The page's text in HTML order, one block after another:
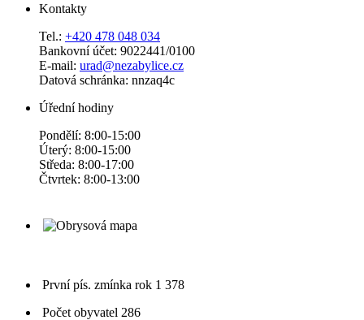
Kontakty
Tel.: +420 478 048 034
Bankovní účet: 9022441/0100
E-mail: urad@nezabylice.cz
Datová schránka: nnzaq4c
Úřední hodiny
Pondělí: 8:00-15:00
Úterý: 8:00-15:00
Středa: 8:00-17:00
Čtvrtek: 8:00-13:00
První pís. zmínka rok 1 378
Počet obyvatel 286